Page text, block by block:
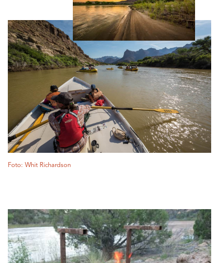
Foto: Whit Richardson